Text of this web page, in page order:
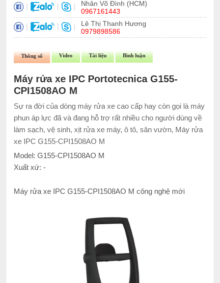
| | |
Nhân Võ Đình (HCM)
0967161443
| | |
Lê Thị Thanh Hương
0979898586
Thông số Video Tài liệu Bình luận
Máy rửa xe IPC Portotecnica G155-
CPI1508AO M
Sự ra đời của dòng máy rửa xe cao cấp hay còn gọi là máy
phun áp lực đã và đang hỗ trợ rất nhiều cho người dùng về
làm sạch, vệ sinh, xịt rửa xe máy, ô tô, sân vườn, Máy rửa
xe IPC G155-CPI1508AO M
Model: G155-CPI1508AO M
Xuất xứ: -
Máy rửa xe IPC G155-CPI1508AO M công nghệ mới